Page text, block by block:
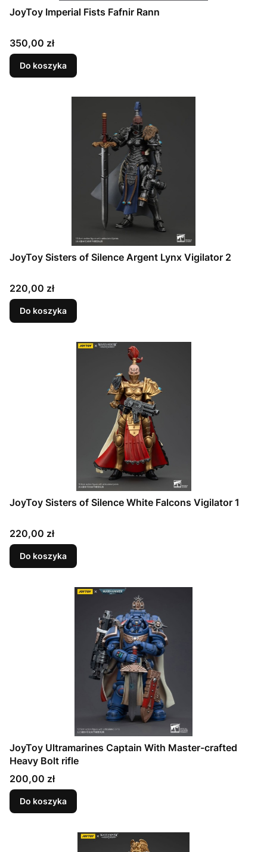
JoyToy Imperial Fists Fafnir Rann
Cena
350,00 zł
Do koszyka
JoyToy Sisters of Silence Argent Lynx Vigilator 2
Cena
220,00 zł
Do koszyka
JoyToy Sisters of Silence White Falcons Vigilator 1
Cena
220,00 zł
Do koszyka
JoyToy Ultramarines Captain With Master-crafted
Heavy Bolt rifle
Cena
200,00 zł
Do koszyka